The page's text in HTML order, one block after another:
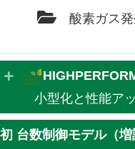
酸素ガス
小型化と性能ア
台数制御モデル（